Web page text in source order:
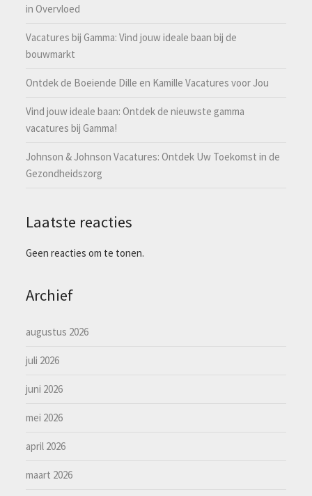
in Overvloed
Vacatures bij Gamma: Vind jouw ideale baan bij de
bouwmarkt
Ontdek de Boeiende Dille en Kamille Vacatures voor Jou
Vind jouw ideale baan: Ontdek de nieuwste gamma
vacatures bij Gamma!
Johnson & Johnson Vacatures: Ontdek Uw Toekomst in de
Gezondheidszorg
Laatste reacties
Geen reacties om te tonen.
Archief
augustus 2026
juli 2026
juni 2026
mei 2026
april 2026
maart 2026